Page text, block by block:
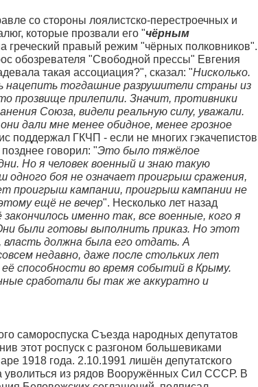
со стороны лоялистско-перестроечных и
которые прозвали его "чёрным
греческий правый режим "чёрных полковников".
обозревателя "Свободной прессы" Евгения
такая ассоциация?", сказал: "Нисколько.
тогдашние разрушители страны из
прозвище прилепили. Значит, противники
Союза, видели реальную силу, уважали.
дали мне менее обидное, менее грозное
поддержал ГКЧП - если не многих гэкачепистов
говорил: "Это было тяжёлое
Но я человек военный и знаю такую
одного боя не означает проигрыш сражения,
проигрыш кампании, проигрыш кампании не
ещё не вечер". Несколько лет назад
закончилось именно так, все военные, кого я
были готовы выполнить приказ. Но этот
должна была его отдать. А
недавно, даже после стольких лет
способности во время событий в Крыму.
сработали бы так же аккуратно и
самороспуска Съезда народных депутатов
этот роспуск с разгоном большевиками
1918 года. 2.10.1991 лишён депутатского
уволиться из рядов Вооружённых Сил СССР. В